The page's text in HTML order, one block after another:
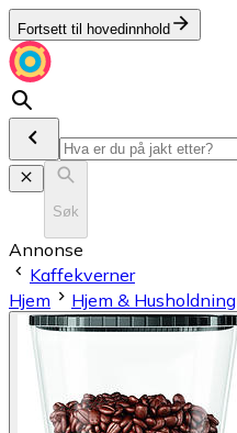
Fortsett til hovedinnhold
Søk
Annonse
Kaffekverner
Hjem
Hjem & Husholdning